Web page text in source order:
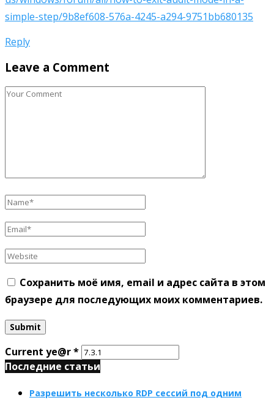
simple-step/9b8ef608-576a-4245-a294-9751bb680135
Reply
Leave a Comment
Сохранить моё имя, email и адрес сайта в этом
браузере для последующих моих комментариев.
Current ye@r*
Последние статьи
Разрешить несколько RDP сессий под одним